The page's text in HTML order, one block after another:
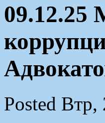
09.12.25
Posted